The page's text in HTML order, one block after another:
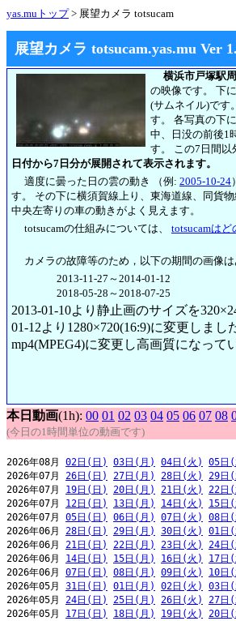
yas.muトップ> 展望カメラ totsucam
展望カメラ totsucam.yas.mu Ver
横浜市戸塚駅
の映像です。 下
(サムネイル)です
す。 各写真の下
中、日没の前後1
す。 この7日間以
日付から7日分が展開されて表示されます。
適度に曇った日の雲の動き （例: 2005-10-24
す。 その下に横須賀線上り、東海道線、同貨
中央左寄りの車の動きがよく見えます。
totsucamの仕組みについては、 totsucamは
カメラの故障等のため，以下の期間の画像は
2013-11-27～2014-01-12
2018-05-28～2018-07-25
2013-01-10より静止画のサイズを
01-12より1280×720(16:9)に変更しま
mp4(MPEG4)に変更し高画質になって
本日動画(1h): 00 01 02 03 04 05 06 07 08
(今日の1時間単位の動画です)
2026年08月 02日(日) 03日(月) 04日(火) 05日
2026年07月 26日(日) 27日(月) 28日(火) 29日
2026年07月 19日(日) 20日(月) 21日(火) 22日
2026年07月 12日(日) 13日(月) 14日(火) 15日
2026年07月 05日(日) 06日(月) 07日(火) 08日
2026年06月 28日(日) 29日(月) 30日(火) 01日
2026年06月 21日(日) 22日(月) 23日(火) 24日
2026年06月 14日(日) 15日(月) 16日(火) 17日
2026年06月 07日(日) 08日(月) 09日(火) 10日
2026年05月 31日(日) 01日(月) 02日(火) 03日
2026年05月 24日(日) 25日(月) 26日(火) 27日
2026年05月 17日(日) 18日(月) 19日(火) 20日